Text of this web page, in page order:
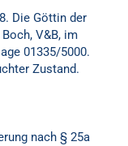
Die Göttin der
V&B, im
01335/5000.
Zustand.
nach § 25a